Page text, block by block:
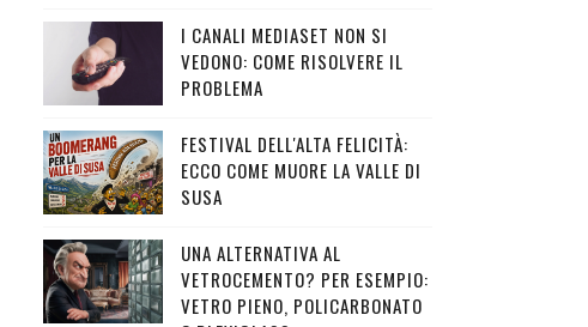
I CANALI MEDIASET NON SI
VEDONO: COME RISOLVERE IL
PROBLEMA
FESTIVAL DELL'ALTA FELICITÀ:
ECCO COME MUORE LA VALLE DI
SUSA
UNA ALTERNATIVA AL
VETROCEMENTO? PER ESEMPIO:
VETRO PIENO, POLICARBONATO